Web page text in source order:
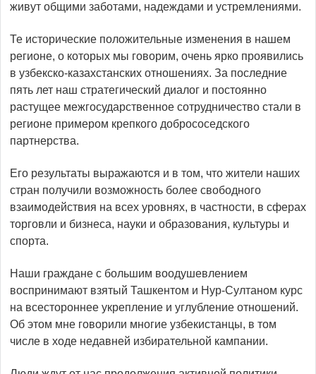
живут общими заботами, надеждами и устремлениями.
Те исторические положительные изменения в нашем
регионе, о которых мы говорим, очень ярко проявились
в узбекско-казахстанских отношениях. За последние
пять лет наш стратегический диалог и постоянно
растущее межгосударственное сотрудничество стали в
регионе примером крепкого добрососедского
партнерства.
Его результаты выражаются и в том, что жители наших
стран получили возможность более свободного
взаимодействия на всех уровнях, в частности, в сферах
торговли и бизнеса, науки и образования, культуры и
спорта.
Наши граждане с большим воодушевлением
воспринимают взятый Ташкентом и Нур-Султаном курс
на всестороннее укрепление и углубление отношений.
Об этом мне говорили многие узбекистанцы, в том
числе в ходе недавней избирательной кампании.